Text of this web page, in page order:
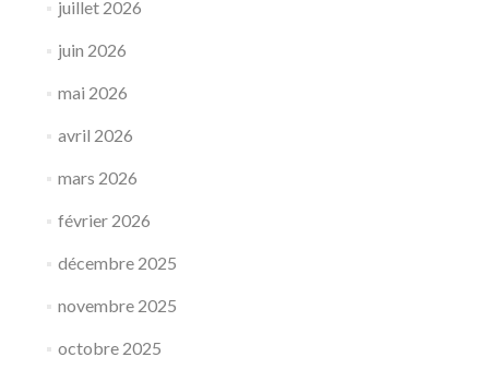
juillet 2026
juin 2026
mai 2026
avril 2026
mars 2026
février 2026
décembre 2025
novembre 2025
octobre 2025